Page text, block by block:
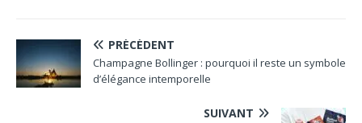
PRÉCÉDENT
Champagne Bollinger : pourquoi il reste un symbole
d’élégance intemporelle
SUIVANT